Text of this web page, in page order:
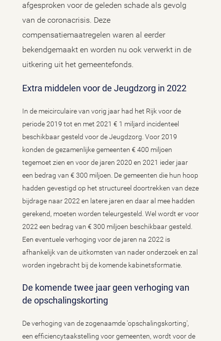
afgesproken voor de geleden schade als gevolg
van de coronacrisis. Deze
compensatiemaatregelen waren al eerder
bekendgemaakt en worden nu ook verwerkt in de
uitkering uit het gemeentefonds.
Extra middelen voor de Jeugdzorg in 2022
In de meicirculaire van vorig jaar had het Rijk voor de
periode 2019 tot en met 2021 € 1 miljard incidenteel
beschikbaar gesteld voor de Jeugdzorg. Voor 2019
konden de gezamenlijke gemeenten € 400 miljoen
tegemoet zien en voor de jaren 2020 en 2021 ieder jaar
een bedrag van € 300 miljoen. De gemeenten die hun hoop
hadden gevestigd op het structureel doortrekken van deze
bijdrage naar 2022 en latere jaren en daar al mee hadden
gerekend, moeten worden teleurgesteld. Wel wordt er voor
2022 een bedrag van € 300 miljoen beschikbaar gesteld.
Een eventuele verhoging voor de jaren na 2022 is
afhankelijk van de uitkomsten van nader onderzoek en zal
worden ingebracht bij de komende kabinetsformatie.
De komende twee jaar geen verhoging van
de opschalingskorting
De verhoging van de zogenaamde 'opschalingskorting',
een efficiencytaakstelling voor gemeenten, wordt voor de